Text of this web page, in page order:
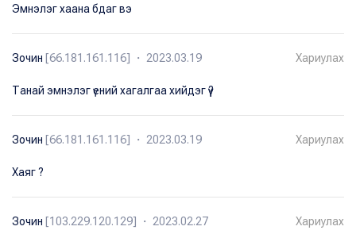
Эмнэлэг хаана бдаг вэ
Зочин [66.181.161.116] ・ 2023.03.19 Хариулах
Танай эмнэлэг үений хагалгаа хийдэг үү?
Зочин [66.181.161.116] ・ 2023.03.19 Хариулах
Хаяг ?
Зочин [103.229.120.129] ・ 2023.02.27 Хариулах